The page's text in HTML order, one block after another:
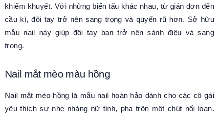
khiếm khuyết. Với những biến tấu khác nhau, từ giản đơn đến
cầu kì, đôi tay trở nên sang trọng và quyến rũ hơn. Sở hữu
mẫu nail này giúp đôi tay bạn trở nên sành điệu và sang
trọng.
Nail mắt mèo màu hồng
Nail mắt mèo hồng là mẫu nail hoàn hảo dành cho các cô gái
yêu thích sự nhẹ nhàng nữ tính, pha trộn một chút nổi loạn.